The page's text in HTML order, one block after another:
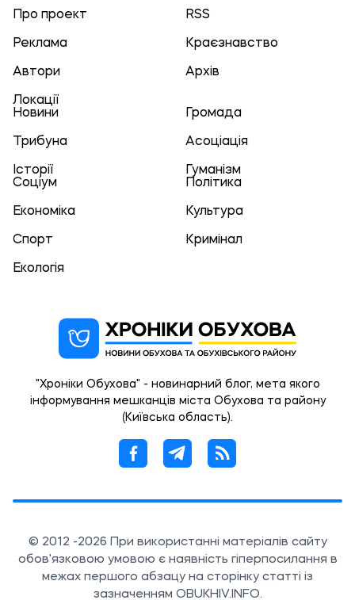
Про проект RSS
Реклама Краєзнавство
Автори Архів
Локації
Новини
Громада
Трибуна Асоціація
Історії
Гуманізм
Соціум
Політика
Економіка Культура
Спорт Кримінал
Екологія
"Хроніки Обухова" - новинарний блог, мета якого
інформування мешканців міста Обухова та району
(Київська область).
© 2012 -2026 При використанні матеріалів сайту
обов'язковою умовою є наявність гіперпосилання в
межах першого абзацу на сторінку статті із
зазначенням OBUKHIV.INFO.